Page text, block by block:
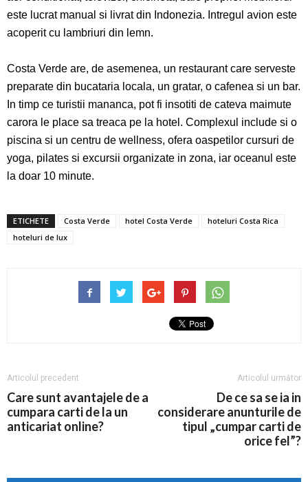
este lucrat manual si livrat din Indonezia. Intregul avion este
acoperit cu lambriuri din lemn.
Costa Verde are, de asemenea, un restaurant care serveste
preparate din bucataria locala, un gratar, o cafenea si un bar.
In timp ce turistii mananca, pot fi insotiti de cateva maimute
carora le place sa treaca pe la hotel. Complexul include si o
piscina si un centru de wellness, ofera oaspetilor cursuri de
yoga, pilates si excursii organizate in zona, iar oceanul este
la doar 10 minute.
ETICHETE Costa Verde hotel Costa Verde
hoteluri Costa Rica
hoteluri de lux
Articolul precedent
Care sunt avantajele de a
cumpara carti de la un
anticariat online?
Articolul următor
De ce sa se ia in
considerare anunturile de
tipul „cumpar carti de
orice fel”?